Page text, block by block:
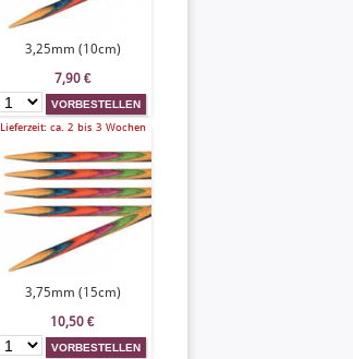
3,25mm (10cm)
7,90 €
Lieferzeit: ca. 2 bis 3 Wochen
3,75mm (15cm)
10,50 €